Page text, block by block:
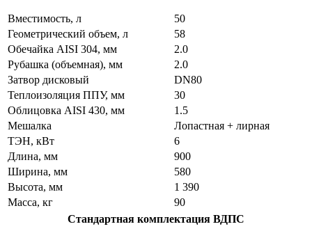
Вместимость, л
50
Геометрический объем, л
58
Обечайка AISI 304, мм
2.0
Рубашка (объемная), мм
2.0
Затвор дисковый
DN80
Теплоизоляция ППУ, мм
30
Облицовка AISI 430, мм
1.5
Мешалка
Лопастная + лирная
ТЭН, кВт
6
Длина, мм
900
Ширина, мм
580
Высота, мм
1 390
Масса, кг
90
Стандартная комплектация ВДПС